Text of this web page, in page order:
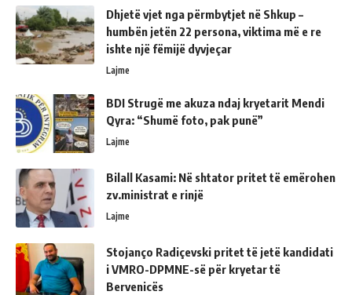
Dhjetë vjet nga përmbytjet në Shkup –
humbën jetën 22 persona, viktima më e re
ishte një fëmijë dyvjeçar
Lajme
BDI Strugë me akuza ndaj kryetarit Mendi
Qyra: “Shumë foto, pak punë”
Lajme
Bilall Kasami: Në shtator pritet të emërohen
zv.ministrat e rinjë
Lajme
Stojanço Radiçevski pritet të jetë kandidati
i VMRO-DPMNE-së për kryetar të
Bervenicës